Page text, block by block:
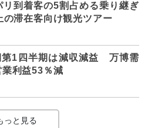
到着客の5割占める乗り継ぎ
滞在客向け観光ツアー
第1四半期は減収減益 万博需
利益53％減
っと見る